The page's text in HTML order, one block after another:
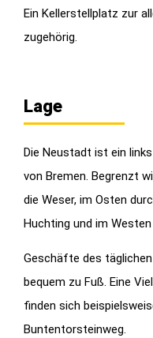
Ein Kellerstellplatz zur
zugehörig.
Lage
Die Neustadt ist ein
von Bremen. Begrenzt
die Weser, im Osten
Huchting und im
Geschäfte des
bequem zu Fuß. Eine
finden sich
Buntentorsteinweg.